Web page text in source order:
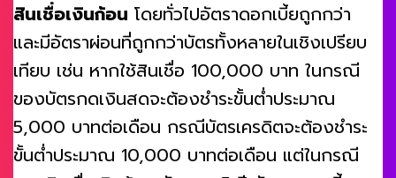
สินเชื่อเงินก้อน โดยทั่วไปอัตราดอกเบี้ยถูกกว่า
และมีอัตราผ่อนที่ถูกกว่าบัตรทั้งหลายในเชิงเปรียบ
เทียบ เช่น หากใช้สินเชื่อ 100,000 บาท ในกรณี
ของบัตรกดเงินสดจะต้องชำระขั้นต่ำประมาณ
5,000 บาทต่อเดือน กรณีบัตรเครดิตจะต้องชำระ
ขั้นต่ำประมาณ 10,000 บาทต่อเดือน แต่ในกรณี